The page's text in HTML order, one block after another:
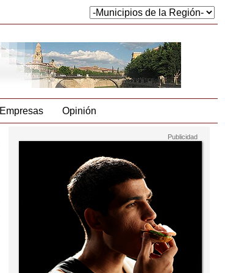
Empresas Opinión